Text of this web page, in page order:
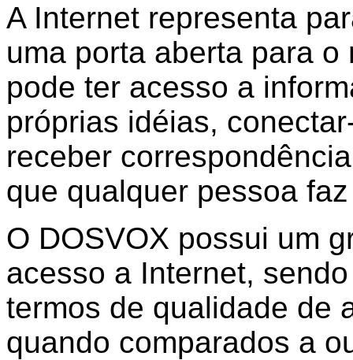
A Internet representa
uma porta aberta para
pode ter acesso a
próprias idéias,
receber
que qualquer pessoa
O DOSVOX possui um
acesso a Internet,
termos de qualidade de
quando comparados a